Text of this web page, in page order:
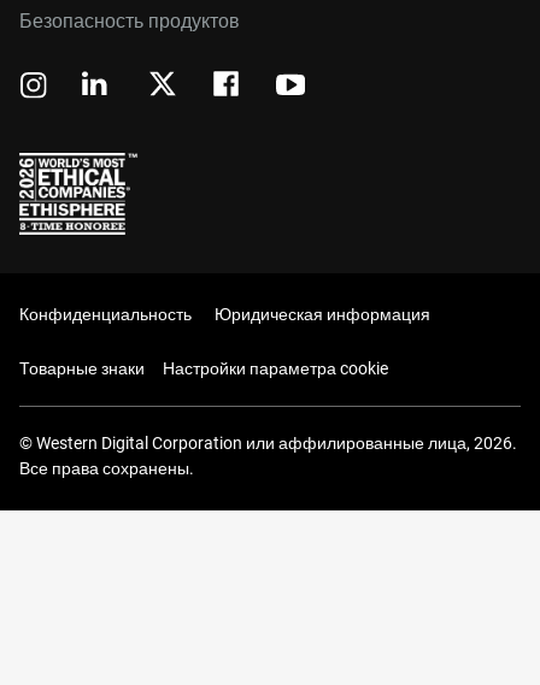
Безопасность продуктов
Конфиденциальность Юридическая информация
Товарные знаки Настройки параметра cookie
© Western Digital Corporation или аффилированные лица, 2026.
Все права сохранены.